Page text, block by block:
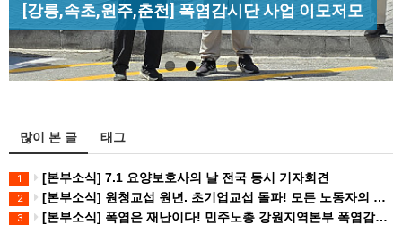
동조합 강원지부 김유미 춘천지회장
[강릉,속초,원주,춘천] 폭염감시단 사업 이모저모
북지부
청년노동자 사망사고의 철저한 진상규…
많이 본 글 태그
1 [본부소식] 7.1 요양보호사의 날 전국 동시 기자회견
2 [본부소식] 원청교섭 원년. 초기업교섭 돌파! 모든 노동자의 노동기본권 쟁취! 민주노총 7.15 총파업대회
3 [본부소식] 폭염은 재난이다! 민주노총 강원지역본부 폭염감시단 선포 기자회견